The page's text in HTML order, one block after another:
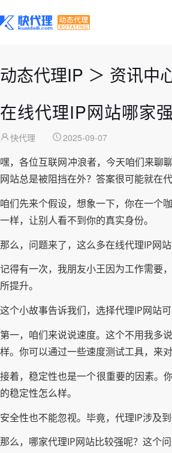
动态代理IP ＞ 资讯中
在线代理IP网站哪家
快代理 2025-09-07
嘿，各位互联网冲浪者，今天咱们来聊
网站总是被阻挡在外？答案很可能就在代
咱们先来个假设，想象一下，你在一个
一样，让别人看不到你的真实身份。
那么，问题来了，这么多在线代理IP网
记得有一次，我朋友小王因为工作需要
所提升。
这个小故事告诉我们，选择代理IP网站
第一，咱们来说说速度。这个不用我多
样。你可以通过一些速度测试工具，来
接着，稳定性也是一个很重要的因素。
的稳定性怎么样。
安全性也不能忽视。毕竟，代理IP涉及
那么，哪家代理IP网站比较强呢？这个